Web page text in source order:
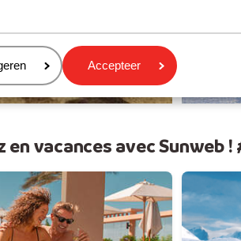
Accepteer
en vacances avec Sunweb